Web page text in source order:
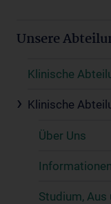
Unsere
Klinische
Klinische
Über Uns
Studium,